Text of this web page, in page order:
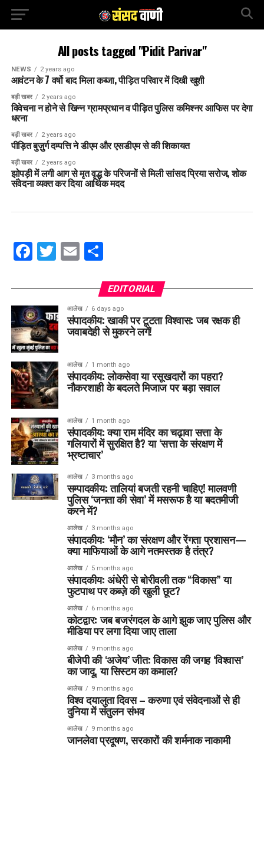
All posts tagged "Pidit Parivar"
NEWS 2 years ago
आवंटन के 7 वर्षो बाद मिला कब्जा, पीड़ित परिवार में दिखी खुशी
बड़ी खबर 2 years ago
विवेचना न होने से खिन्न ग्रामप्रधान व पीड़ित पुलिस कमिश्नर आफिस पर देगा
धरना
बड़ी खबर 2 years ago
पीड़ित बुज़ुर्ग दम्पत्ति ने डीएम और एसडीएम से की शिकायत
बड़ी खबर 2 years ago
झोपड़ी में लगी आग से मृत वृद्ध के परिजनों से मिली सांसद प्रिया सरोज, शोक
संवेदना व्यक्त कर दिया आर्थिक मदद
Facebook
Twitter
EmailShare
EDITORIAL
आलेख 6 days ago
संपादकीय: खाकी पर टूटता विश्वास: जब रक्षक ही
जवाबदेही से मुकरने लगें!
आलेख 1 month ago
संपादकीय: लोकसेवा या रसूखदारों का पहरा?
नौकरशाही के बदलते मिजाज पर बड़ा सवाल
आलेख 1 month ago
संपादकीय: क्या राम मंदिर का चढ़ावा सत्ता के
गलियारों में सुरक्षित है? या ‘सत्ता के संरक्षण में
भ्रष्टाचार’
आलेख 3 months ago
सम्पादकीय: तालियां बजती रहनी चाहिए! मालवणी
पुलिस ‘जनता की सेवा’ में मसरूफ है या बदतमीजी
करने में?
आलेख 3 months ago
संपादकीय: ‘मौन’ का संरक्षण और रेंगता प्रशासन—
क्या माफियाओं के आगे नतमस्तक है तंत्र?
आलेख 5 months ago
संपादकीय: अंधेरी से बोरीवली तक “विकास” या
फुटपाथ पर कब्ज़े की खुली छूट?
आलेख 6 months ago
कोटद्वार: जब बजरंगदल के आगे झुक जाए पुलिस और
मीडिया पर लगा दिया जाए ताला
आलेख 9 months ago
बीजेपी की ‘अजेय’ जीत: विकास की जगह ‘विश्वास’
का जादू, या सिस्टम का कमाल?
आलेख 9 months ago
विश्व दयालुता दिवस – करुणा एवं संवेदनाओं से ही
दुनिया में संतुलन संभव
आलेख 9 months ago
जानलेवा प्रदूषण, सरकारों की शर्मनाक नाकामी